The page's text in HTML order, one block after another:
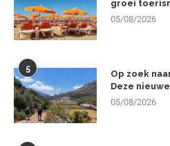
groei
05/08/2026
5
Op zoek
Deze
05/08/2026